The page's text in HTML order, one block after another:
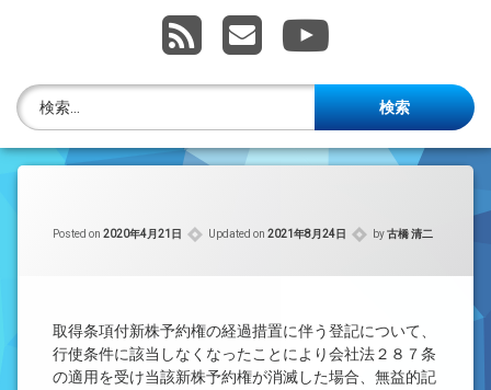
株主名簿管理人
ご相談について
法律を勉強しよう
RSSメールアドレス
YouTube
検索:
Posted on 2020年4月21日 Updated on 2021年8月24日 by古橋 清二
取得条項付新株予約権の経過措置に伴う登記について、
行使条件に該当しなくなったことにより会社法２８７条
の適用を受け当該新株予約権が消滅した場合、無益的記